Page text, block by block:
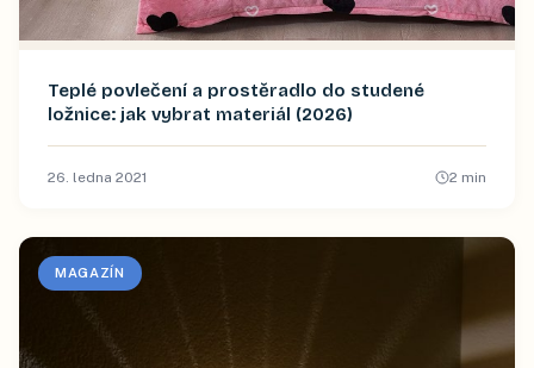
Teplé povlečení a prostěradlo do studené
ložnice: jak vybrat materiál (2026)
26. ledna 2021 2 min
MAGAZÍN